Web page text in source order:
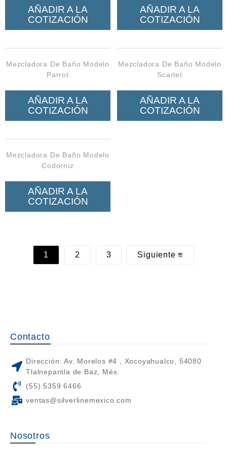
AÑADIR A LA
COTIZACIÓN
AÑADIR A LA
COTIZACIÓN
Mezcladora De Baño Modelo
Parrot
AÑADIR A LA
COTIZACIÓN
Mezcladora De Baño Modelo
Scarlet
AÑADIR A LA
COTIZACIÓN
Mezcladora De Baño Modelo
Codorniz
AÑADIR A LA
COTIZACIÓN
1 2 3 Siguiente
Contacto
Dirección: Av. Morelos #4 , Xocoyahualco, 54080
Tlalnepantla de Baz, Méx.
(55) 5359 6466
ventas@silverlinemexico.com
Nosotros